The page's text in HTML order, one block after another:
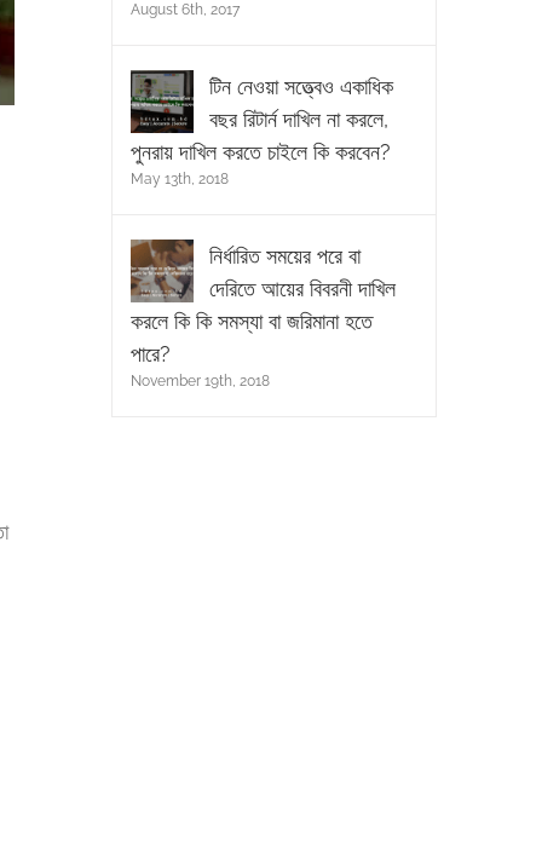
August 6th, 2017
টিন নেওয়া সত্ত্বেও একাধিক
বছর রিটার্ন দাখিল না করলে,
পুনরায় দাখিল করতে চাইলে কি করবেন?
May 13th, 2018
নির্ধারিত সময়ের পরে বা
দেরিতে আয়ের বিবরনী দাখিল
করলে কি কি সমস্যা বা জরিমানা হতে
পারে?
November 19th, 2018